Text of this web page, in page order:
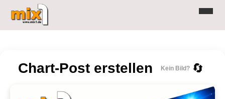
Chart-Post erstellen Kein Bild? 🔄